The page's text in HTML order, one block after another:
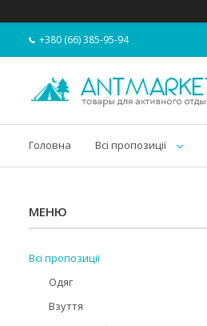
+380 (66) 385-95-94
Головна Всі пропозиції
Всі пропозиції
Одяг
Взуття